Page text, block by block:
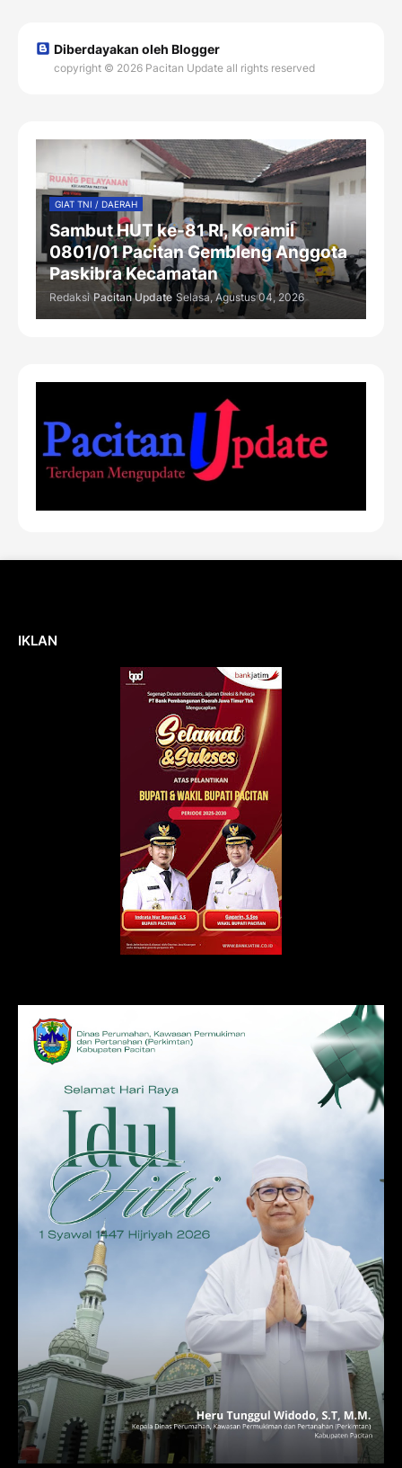
Diberdayakan oleh Blogger
copyright © 2026 Pacitan Update all rights reserved
GIAT TNI / DAERAH
Sambut HUT ke-81 RI, Koramil
0801/01 Pacitan Gembleng Anggota
Paskibra Kecamatan
Redaksi Pacitan Update Selasa, Agustus 04, 2026
IKLAN